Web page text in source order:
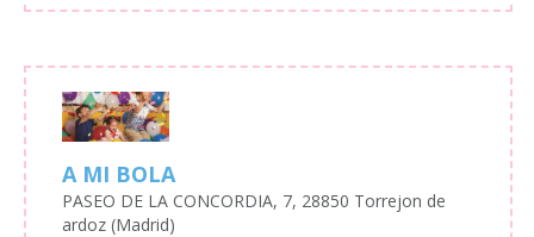
A MI BOLA
PASEO DE LA CONCORDIA, 7, 28850 Torrejon de
ardoz (Madrid)